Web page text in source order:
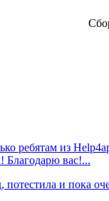
ребятам из
Благодарю вас!...
потестила и пока